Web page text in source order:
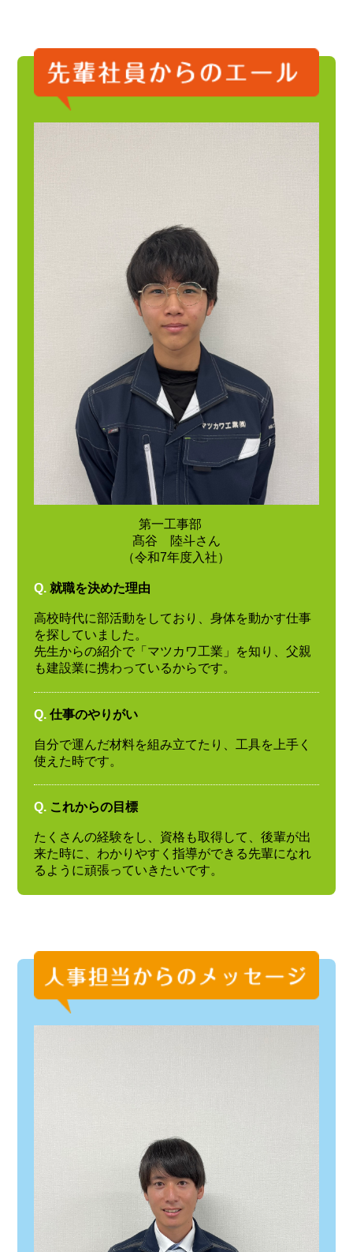
第一工事部
髙谷 陸斗さん
（令和7年度入社）
Q. 就職を決めた理由
高校時代に部活動をしており、身体を動かす仕事
を探していました。
先生からの紹介で「マツカワ工業」を知り、父親
も建設業に携わっているからです。
Q. 仕事のやりがい
自分で運んだ材料を組み立てたり、工具を上手く
使えた時です。
Q. これからの目標
たくさんの経験をし、資格も取得して、後輩が出
来た時に、わかりやすく指導ができる先輩になれ
るように頑張っていきたいです。